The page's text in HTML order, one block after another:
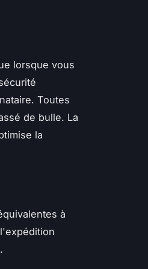
lorsque vous
Toutes
de bulle. La
la
à